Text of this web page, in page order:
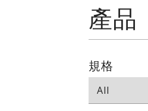
產品
規格